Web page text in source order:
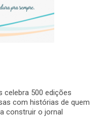
celebra 500 edições
com histórias de quem
construir o jornal